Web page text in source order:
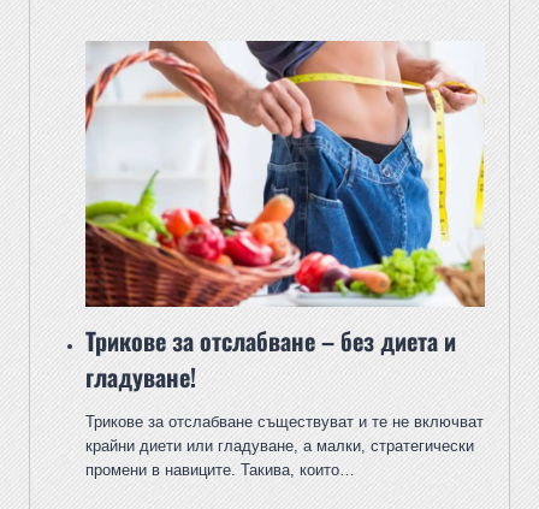
Трикове за отслабване – без диета и
гладуване!
Трикове за отслабване съществуват и те не включват
крайни диети или гладуване, а малки, стратегически
промени в навиците. Такива, които…